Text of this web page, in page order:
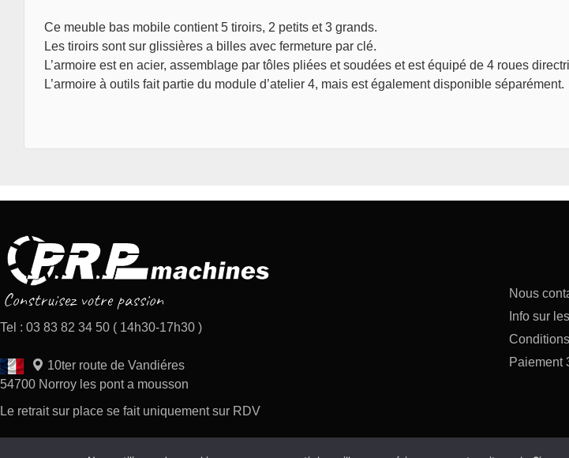
Ce meuble bas mobile contient 5 tiroirs, 2 petits et 3 grands.
Les tiroirs sont sur glissières a billes avec fermeture par clé.
L’armoire est en acier, assemblage par tôles pliées et soudées et est équipé de 4 roues
L’armoire à outils fait partie du module d’atelier 4, mais est également disponible séparément.
Tel : 03 83 82 34 50 ( 14h30-17h30 )
10ter route de Vandiéres
54700 Norroy les pont a mousson
Le retrait sur place se fait uniquement sur RDV
Nous
Info sur
Paiement